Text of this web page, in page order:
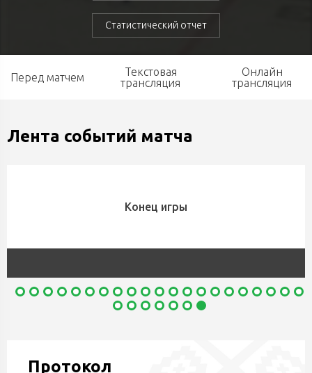
Статистический отчет
Перед матчем
Текстовая
трансляция
Онлайн
трансляция
Лента событий матча
Конец игры
Протокол